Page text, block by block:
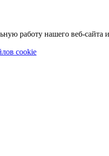
работу нашего веб-сайта
cookie